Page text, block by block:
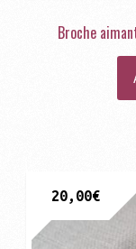
Broche
20,00€